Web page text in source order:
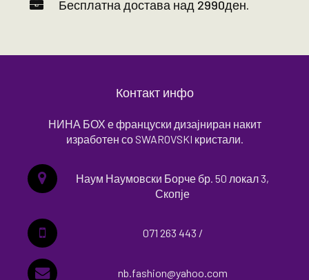
Бесплатна достава над 2990ден.
Контакт инфо
НИНА БОХ е француски дизајниран накит
изработен со SWAROVSKI кристали.
Наум Наумовски Борче бр. 50 локал 3,
Скопје
071 263 443 /
nb.fashion@yahoo.com